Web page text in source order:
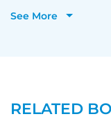
Menggunakan Metode
Berburu Fakta
See More
RELATED